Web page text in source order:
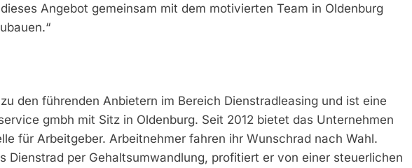
Angebot gemeinsam mit dem motivierten Team in Oldenburg
den führenden Anbietern im Bereich Dienstradleasing und ist eine
gmbh mit Sitz in Oldenburg. Seit 2012 bietet das Unternehmen
für Arbeitgeber. Arbeitnehmer fahren ihr Wunschrad nach Wahl.
Dienstrad per Gehaltsumwandlung, profitiert er von einer steuerlichen